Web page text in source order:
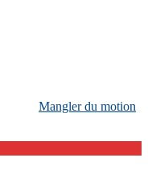
Mangler du motion